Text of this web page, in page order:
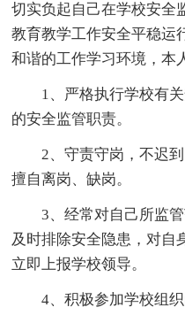
切实负起自己在学校安全
教育教学工作安全平稳运
和谐的工作学习环境，本
1、严格执行学校有
的安全监管职责。
2、守责守岗，不迟
擅自离岗、缺岗。
3、经常对自己所监
及时排除安全隐患，对自
立即上报学校领导。
4、积极参加学校组